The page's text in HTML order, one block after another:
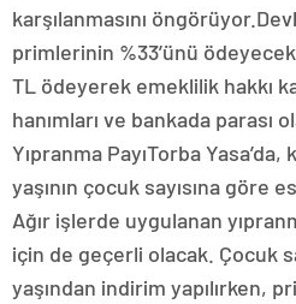
karşılanmasını
primlerinin %33’ünü
TL ödeyerek emeklilik hakkı
hanımları ve bankada parası
Yıpranma PayıTorba Yasa’da,
yaşının çocuk sayısına göre
Ağır işlerde uygulanan
için de geçerli olacak. Çocuk
yaşından indirim yapılırken,